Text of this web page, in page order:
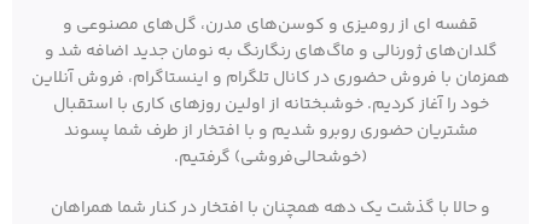
قفسه ای از رومیزی و کوسن‌های مدرن، گل‌های مصنوعی و
گلدان‌های ژورنالی و ماگ‌های رنگارنگ به نومان جدید اضافه شد و
همزمان با فروش حضوری در کانال تلگرام و اینستاگرام، فروش آنلاین
خود را آغاز کردیم. خوشبختانه از اولین روزهای کاری با استقبال
مشتریان حضوری روبرو شدیم و با افتخار از طرف شما پسوند
(خوشحالی‌فروشی) گرفتیم.
و حالا با گذشت یک دهه همچنان با افتخار در کنار شما همراهان